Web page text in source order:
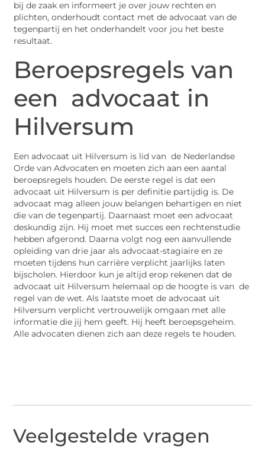
bij de zaak en informeert je over jouw rechten en
plichten, onderhoudt contact met de advocaat van de
tegenpartij en het onderhandelt voor jou het beste
resultaat.
Beroepsregels van
een advocaat in
Hilversum
Een advocaat uit Hilversum is lid van de Nederlandse
Orde van Advocaten en moeten zich aan een aantal
beroepsregels houden. De eerste regel is dat een
advocaat uit Hilversum is per definitie partijdig is. De
advocaat mag alleen jouw belangen behartigen en niet
die van de tegenpartij. Daarnaast moet een advocaat
deskundig zijn. Hij moet met succes een rechtenstudie
hebben afgerond. Daarna volgt nog een aanvullende
opleiding van drie jaar als advocaat-stagiaire en ze
moeten tijdens hun carrière verplicht jaarlijks laten
bijscholen. Hierdoor kun je altijd erop rekenen dat de
advocaat uit Hilversum helemaal op de hoogte is van de
regel van de wet. Als laatste moet de advocaat uit
Hilversum verplicht vertrouwelijk omgaan met alle
informatie die jij hem geeft. Hij heeft beroepsgeheim.
Alle advocaten dienen zich aan deze regels te houden.
Veelgestelde vragen